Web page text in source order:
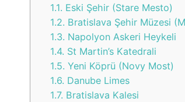
1.1. Eski Şehir (Stare Mesto)
1.2. Bratislava Şehir Müzesi
1.3. Napolyon Askeri Heykeli
1.4. St Martin’s Katedrali
1.5. Yeni Köprü (Novy Most)
1.6. Danube Limes
1.7. Bratislava Kalesi